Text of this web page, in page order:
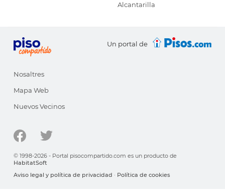
Alcantarilla
Un portal de
Nosaltres
Mapa Web
Nuevos Vecinos
© 1998-2026 - Portal pisocompartido.com es un producto de
HabitatSoft
Aviso legal y política de privacidad · Política de cookies